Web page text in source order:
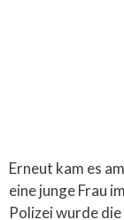
Erneut kam es
eine junge Frau
Polizei wurde